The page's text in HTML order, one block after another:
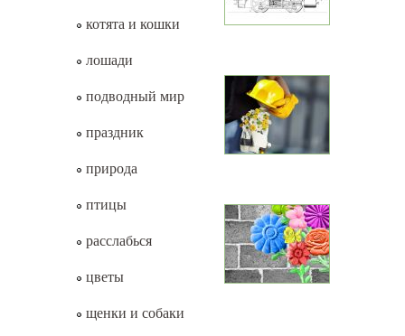
котята и кошки
лошади
подводный мир
праздник
природа
птицы
расслабься
цветы
щенки и собаки